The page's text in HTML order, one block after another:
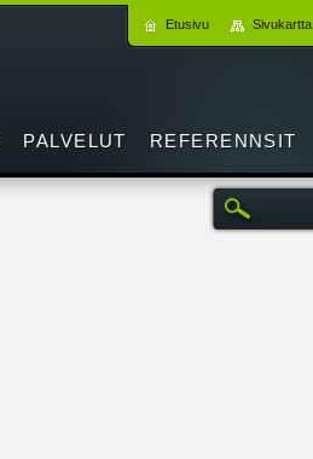
PALVELUT REFERENNSIT
Etusivu Sivukartta